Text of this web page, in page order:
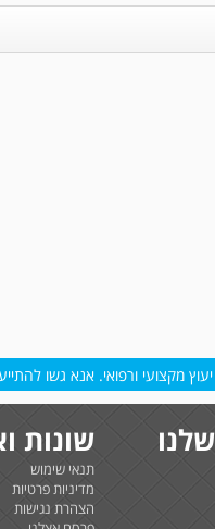
מקצועי ורפואי. אנא גשו
שונות
תנאי שימוש
מדיניות פרטיות
הצהרת נגישות